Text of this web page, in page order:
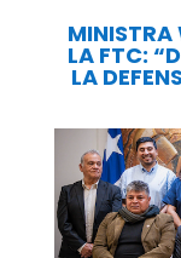
MINISTRA
LA FTC:
LA